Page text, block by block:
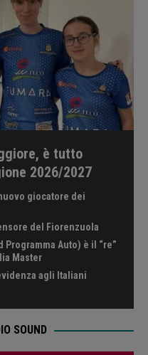
è tutto
2026/2027
giocatore dei
del Fiorenzuola
Programma Auto) è il “re”
Master
agli Italiani
SOUND